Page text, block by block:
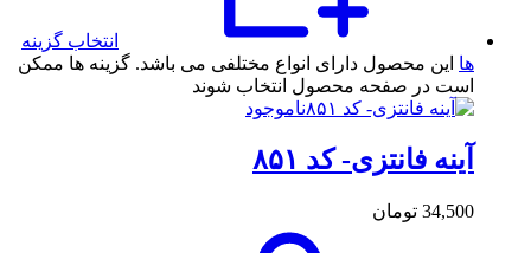
انتخاب گزینه
ها این محصول دارای انواع مختلفی می باشد. گزینه ها ممکن
است در صفحه محصول انتخاب شوند
ناموجود
آینه فانتزی- کد ۸۵۱
34,500 تومان